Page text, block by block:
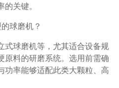
关键。
球磨机？
式球磨机等，尤其适合设备规
原料的研磨系统。选用前需确
功率能够适配此类大颗粒、高